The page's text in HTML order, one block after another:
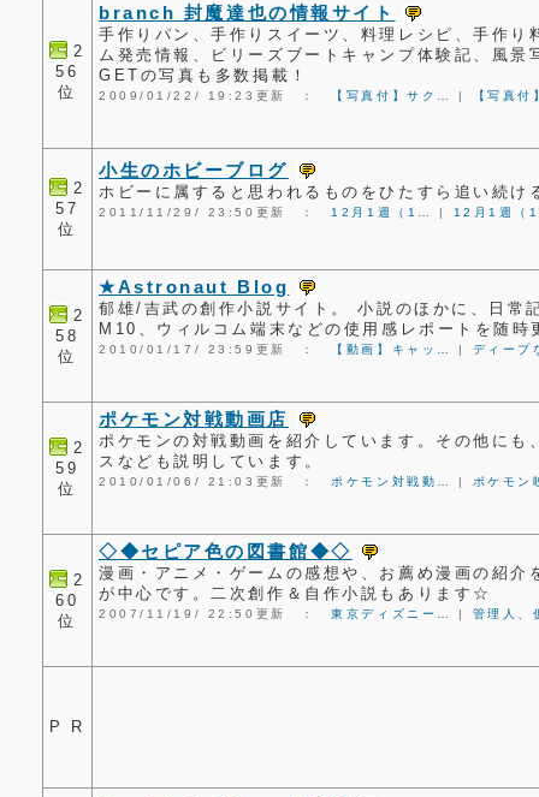
2
56
位
branch 封魔達也の情報サイト
手作りパン、手作りスイーツ、料理レシピ、手作り
ム発売情報、ビリーズブートキャンプ体験記、風
GETの写真も多数掲載！
2009/01/22/ 19:23更新 ： 【写真付】サク… | 【写真
2
57
位
小生のホビーブログ
ホビーに属すると思われるものをひたすら追い続け
2011/11/29/ 23:50更新 ： 12月1週（1… | 12月1週（
2
58
位
★Astronaut Blog
郁雄/吉武の創作小説サイト。 小説のほかに、日常
M10、ウィルコム端末などの使用感レポートを随時
2010/01/17/ 23:59更新 ： 【動画】キャッ… | ディー
2
59
位
ポケモン対戦動画店
ポケモンの対戦動画を紹介しています。その他に
スなども説明しています。
2010/01/06/ 21:03更新 ： ポケモン対戦動… | ポケモ
2
60
位
◇◆セピア色の図書館◆◇
漫画・アニメ・ゲームの感想や、お薦め漫画の紹介
が中心です。二次創作＆自作小説もあります☆
2007/11/19/ 22:50更新 ：東京ディズニー… | 管理人
P R